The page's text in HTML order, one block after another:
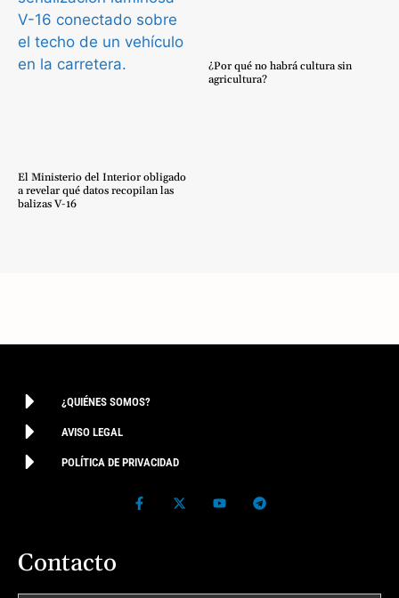
El Ministerio del Interior obligado
a revelar qué datos recopilan las
balizas V-16
¿Por qué no habrá cultura sin
agricultura?
¿QUIÉNES SOMOS?
AVISO LEGAL
POLÍTICA DE PRIVACIDAD
Contacto